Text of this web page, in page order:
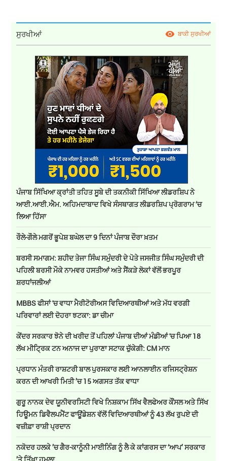
ਸੁਰਖੀਆਂ ਬਾਕੀ ਸੁਰਖੀਆਂ
ਪੰਜਾਬ ਸਿੱਖਿਆ ਕ੍ਰਾਂਤੀ ਤਹਿਤ ਸੂਬੇ ਦੀ ਤਕਨੀਕੀ ਸਿੱਖਿਆ ਲੀਡਰਸ਼ਿਪ ਨੇ
ਆਈ.ਆਈ.ਐਮ. ਅਹਿਮਦਾਬਾਦ ਵਿਖੇ ਸੰਸਥਾਗਤ ਲੀਡਰਸ਼ਿਪ ਪ੍ਰੋਗਰਾਮ ‘ਚ
ਲਿਆ ਹਿੱਸਾ
ਰੌਲੇ-ਗੌਲੇ ਮਗਰੋਂ ਭੂਪੇਸ਼ ਬਘੇਲ ਦਾ 9 ਦਿਨਾਂ ਪੰਜਾਬ ਦੌਰਾ ਖ਼ਤਮ
ਬਰਸੀ ਸਮਾਗਮ: ਸ਼ਹੀਦ ਤੇਜਾ ਸਿੰਘ ਸਮੁੰਦਰੀ ਦੇ ਪੋਤੇ ਜਸਜੀਤ ਸਿੰਘ ਸਮੁੰਦਰੀ ਦੀ
ਪਹਿਲੀ ਬਰਸੀ ਮੌਕੇ ਨਾਮਵਰ ਹਸਤੀਆਂ ਅਤੇ ਸੈਂਕੜੇ ਲੋਕਾਂ ਵੱਲੋਂ ਭਰਪੂਰ
ਸ਼ਰਧਾਂਜਲੀਆਂ
MBBS ਫੀਸਾਂ 'ਚ ਵਾਧਾ ਮੈਰੀਟੋਰੀਅਸ ਵਿਦਿਆਰਥੀਆਂ ਅਤੇ ਮੱਧ ਵਰਗੀ
ਪਰਿਵਾਰਾਂ ਲਈ ਦੋਹਰਾ ਝਟਕਾ: ਡਾ ਚੀਮਾ
ਕੇਂਦਰ ਸਰਕਾਰ ਝੋਨੇ ਦੀ ਖਰੀਦ ਤੋਂ ਪਹਿਲਾਂ ਪੰਜਾਬ ਦੀਆਂ ਮੰਡੀਆਂ 'ਚ ਪਿਆ 18
ਲੱਖ ਮੀਟ੍ਰਿਕ ਟਨ ਅਨਾਜ ਦਾ ਪੁਰਾਣਾ ਸਟਾਕ ਚੁੱਕੇਗੀ: CM ਮਾਨ
ਪ੍ਰਧਾਨ ਮੰਤਰੀ ਰਾਸ਼ਟਰੀ ਬਾਲ ਪੁਰਸਕਾਰ ਲਈ ਆਨਲਾਈਨ ਰਜਿਸਟ੍ਰੇਸ਼ਨ
ਕਰਨ ਦੀ ਆਖਰੀ ਮਿਤੀ ’ਚ 15 ਅਗਸਤ ਤੱਕ ਵਾਧਾ
ਗੁਰੂ ਨਾਨਕ ਦੇਵ ਯੂਨੀਵਰਸਿਟੀ ਵਿਖੇ ਨਿਸ਼ਕਾਮ ਸਿੱਖ ਵੈਲਫੇਅਰ ਕੌਂਸਲ ਅਤੇ ਸਿੱਖ
ਹਿਊਮਨ ਡਿਵੈਲਪਮੈਂਟ ਫਾਊਂਡੇਸ਼ਨ ਵੱਲੋਂ ਵਿਦਿਆਰਥੀਆਂ ਨੂੰ 43 ਲੱਖ ਰੁਪਏ ਦੀ
ਵਜ਼ੀਫ਼ਾ ਰਾਸ਼ੀ ਪ੍ਰਦਾਨ
ਨਕੋਦਰ ਹਲਕੇ ’ਚ ਗੈਰ-ਕਾਨੂੰਨੀ ਮਾਈਨਿੰਗ ਨੂੰ ਲੈ ਕੇ ਕਾਂਗਰਸ ਦਾ ‘ਆਪ’ ਸਰਕਾਰ